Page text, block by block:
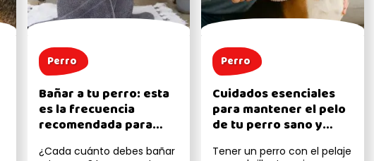
Perro
Bañar a tu perro: esta
es la frecuencia
recomendada para
¿Cada cuánto debes bañar
Perro
Cuidados esenciales
para mantener el pelo
de tu perro sano y
Tener un perro con el pelaje